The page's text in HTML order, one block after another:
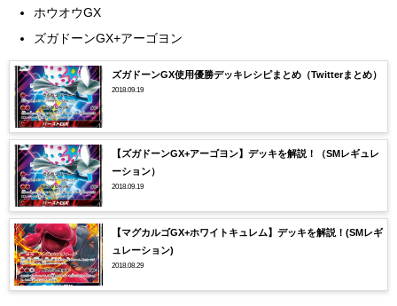
ホウオウGX
ズガドーンGX+アーゴヨン
ズガドーンGX使用優勝デッキレシピまとめ（Twitterまとめ）
2018.09.19
【ズガドーンGX+アーゴヨン】デッキを解説！（SMレギュレ
ーション）
2018.09.19
【マグカルゴGX+ホワイトキュレム】デッキを解説！(SMレギ
ュレーション)
2018.08.29